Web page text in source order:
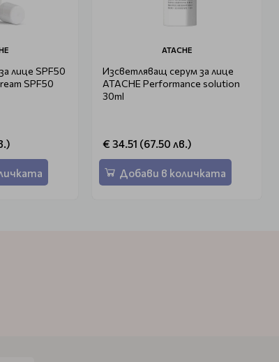
лице SPF50
SPF50
ATACHE
Изсветляващ серум за лице
ATACHE Performance solution
30ml
€ 34.51 (67.50 лв.)
Добави в количката